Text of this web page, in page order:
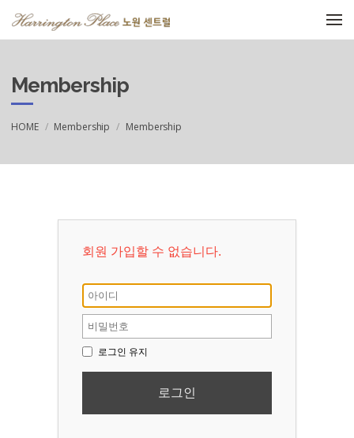
Membership
HOME Membership Membership
회원 가입할 수 없습니다.
로그인 유지
로그인